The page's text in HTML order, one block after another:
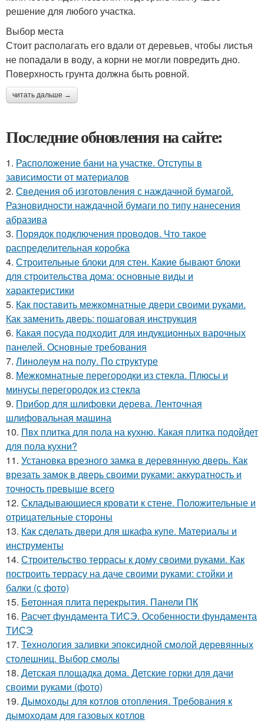
решение для любого участка.
Выбор места
Стоит располагать его вдали от деревьев, чтобы листья
не попадали в воду, а корни не могли повредить дно.
Поверхность грунта должна быть ровной.
читать дальше →
Последние обновления на сайте:
1. Расположение бани на участке. Отступы в
зависимости от материалов
2. Сведения об изготовления с наждачной бумагой.
Разновидности наждачной бумаги по типу нанесения
абразива
3. Порядок подключения проводов. Что такое
распределительная коробка
4. Строительные блоки для стен. Какие бывают блоки
для строительства дома: основные виды и
характеристики
5. Как поставить межкомнатные двери своими руками.
Как заменить дверь: пошаговая инструкция
6. Какая посуда подходит для индукционных варочных
панелей. Основные требования
7. Линолеум на полу. По структуре
8. Межкомнатные перегородки из стекла. Плюсы и
минусы перегородок из стекла
9. Прибор для шлифовки дерева. Ленточная
шлифовальная машина
10. Пвх плитка для пола на кухню. Какая плитка подойдет
для пола кухни?
11. Установка врезного замка в деревянную дверь. Как
врезать замок в дверь своими руками: аккуратность и
точность превыше всего
12. Складывающиеся кровати к стене. Положительные и
отрицательные стороны
13. Как сделать двери для шкафа купе. Материалы и
инструменты
14. Строительство террасы к дому своими руками. Как
построить террасу на даче своими руками: стойки и
балки (с фото)
15. Бетонная плита перекрытия. Панели ПК
16. Расчет фундамента ТИСЭ. Особенности фундамента
ТИСЭ
17. Технология заливки эпоксидной смолой деревянных
столешниц. Выбор смолы
18. Детская площадка дома. Детские горки для дачи
своими руками (фото)
19. Дымоходы для котлов отопления. Требования к
дымоходам для газовых котлов